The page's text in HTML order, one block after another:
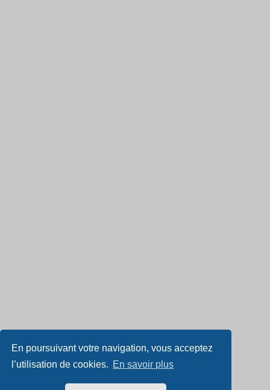
En poursuivant votre navigation, vous acceptez
l’utilisation de cookies. En savoir plus